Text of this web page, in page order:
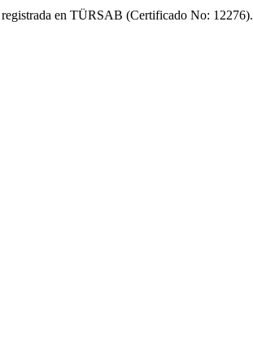
en TÜRSAB (Certificado No: 12276).